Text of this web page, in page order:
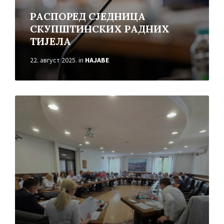
РАСПОРЕД СЈЕДНИЦА
СКУПШТИНСКИХ РАДНИХ
ТИЈЕЛА
22. август 2025. in НАЈАВЕ
Read